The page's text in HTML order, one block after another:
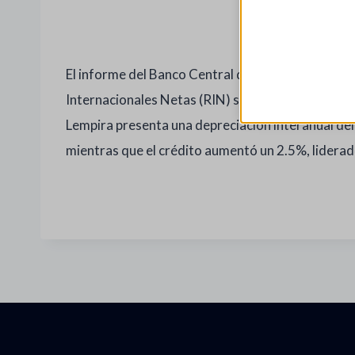
El informe del Banco Central de Honduras para
Internacionales Netas (RIN) se fortalecieron en
Lempira presenta una depreciación interanual
mientras que el crédito aumentó un 2.5%,